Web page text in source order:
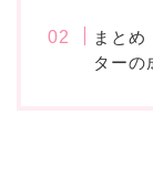
まとめ
ターの